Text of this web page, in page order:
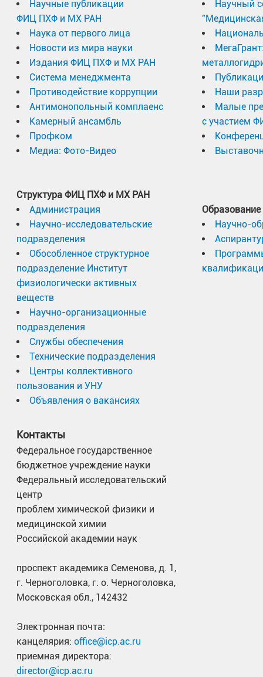
Научные публикации
ФИЦ ПХФ и МХ РАН
Наука от первого лица
Новости из мира науки
Издания ФИЦ ПХФ и МХ РАН
Система менеджмента
Противодействие коррупции
Антимонопольный комплаенс
Камерный ансамбль
Профком
Медиа: Фото-Видео
Структура ФИЦ ПХФ и МХ РАН
Администрация
Научно-исследовательские
подразделения
Обособленное структурное
подразделение Институт
физиологически активных
веществ
Научно-организационные
подразделения
Службы обеспечения
Технические подразделения
Центры коллективного
пользования и УНУ
Объявления о вакансиях
Научный
Наши
Малые
с участием
Образование
Научно-
Контакты
Федеральное государственное
бюджетное учреждение науки
Федеральный исследовательский
центр
проблем химической физики и
медицинской химии
Российской академии наук
проспект академика Семенова, д. 1,
г. Черноголовка, г. о. Черноголовка,
Московская обл., 142432
Электронная почта:
канцелярия: office@icp.ac.ru
приемная директора:
director@icp.ac.ru